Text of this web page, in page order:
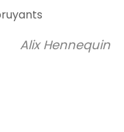
Alix Hennequin